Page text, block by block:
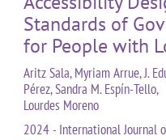
Standards of
for People with
Aritz Sala, Myriam Arrue, J.
Pérez, Sandra M. Espín-Tello,
Lourdes Moreno
2024 - International Journal